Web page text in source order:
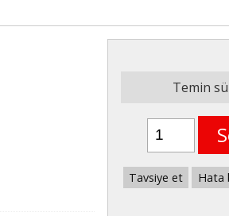
Temin
Tavsiye et Hata